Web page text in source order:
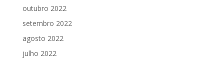
outubro 2022
setembro 2022
agosto 2022
julho 2022